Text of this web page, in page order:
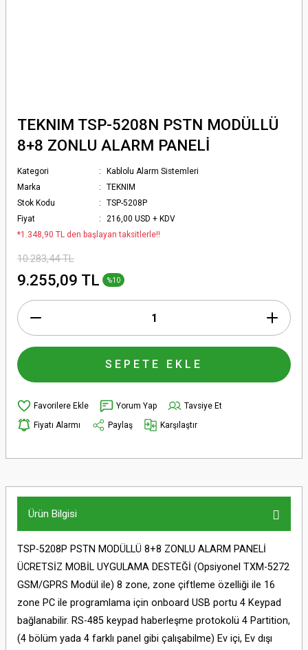
TEKNIM TSP-5208N PSTN MODÜLLÜ
8+8 ZONLU ALARM PANELİ
Kategori
Kablolu Alarm Sistemleri
Marka
TEKNIM
Stok Kodu
TSP-5208P
Fiyat
216,00 USD + KDV
*1.348,90 TL den başlayan taksitlerle!!
10.283,44 TL
9.255,09 TL %10
SEPETE EKLE
Yorum Yap
Tavsiye Et
Fiyatı Alarmı
Paylaş Karşılaştır
Ürün Bilgisi
TSP-5208P PSTN MODÜLLÜ 8+8 ZONLU ALARM PANELİ
ÜCRETSİZ MOBİL UYGULAMA DESTEĞİ (Opsiyonel TXM-5272
GSM/GPRS Modül ile) 8 zone, zone çiftleme özelliği ile 16
zone PC ile programlama için onboard USB portu 4 Keypad
bağlanabilir. RS-485 keypad haberleşme protokolü 4 Partition,
(4 bölüm yada 4 farklı panel gibi çalışabilme) Ev içi, Ev dışı